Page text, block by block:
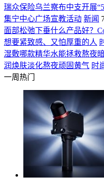
瑞众保险乌兰察布中支开展
集宁中心广场宣教活动 新闻
面部松弛下垂什么产品好？
想要紧致感、又怕厚重的人
湿敷哪款精华水能拯救熬夜
润焕肤淡化熬夜顽固黄气 时
一周热门